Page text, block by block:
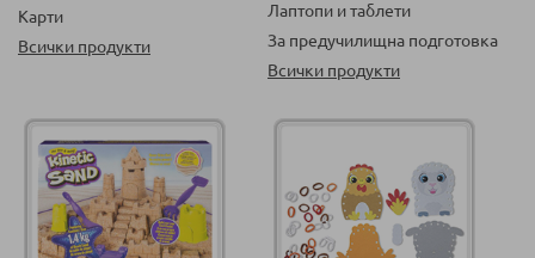
Карти
Всички продукти
Лаптопи и таблети
За предучилищна подготовка
Всички продукти